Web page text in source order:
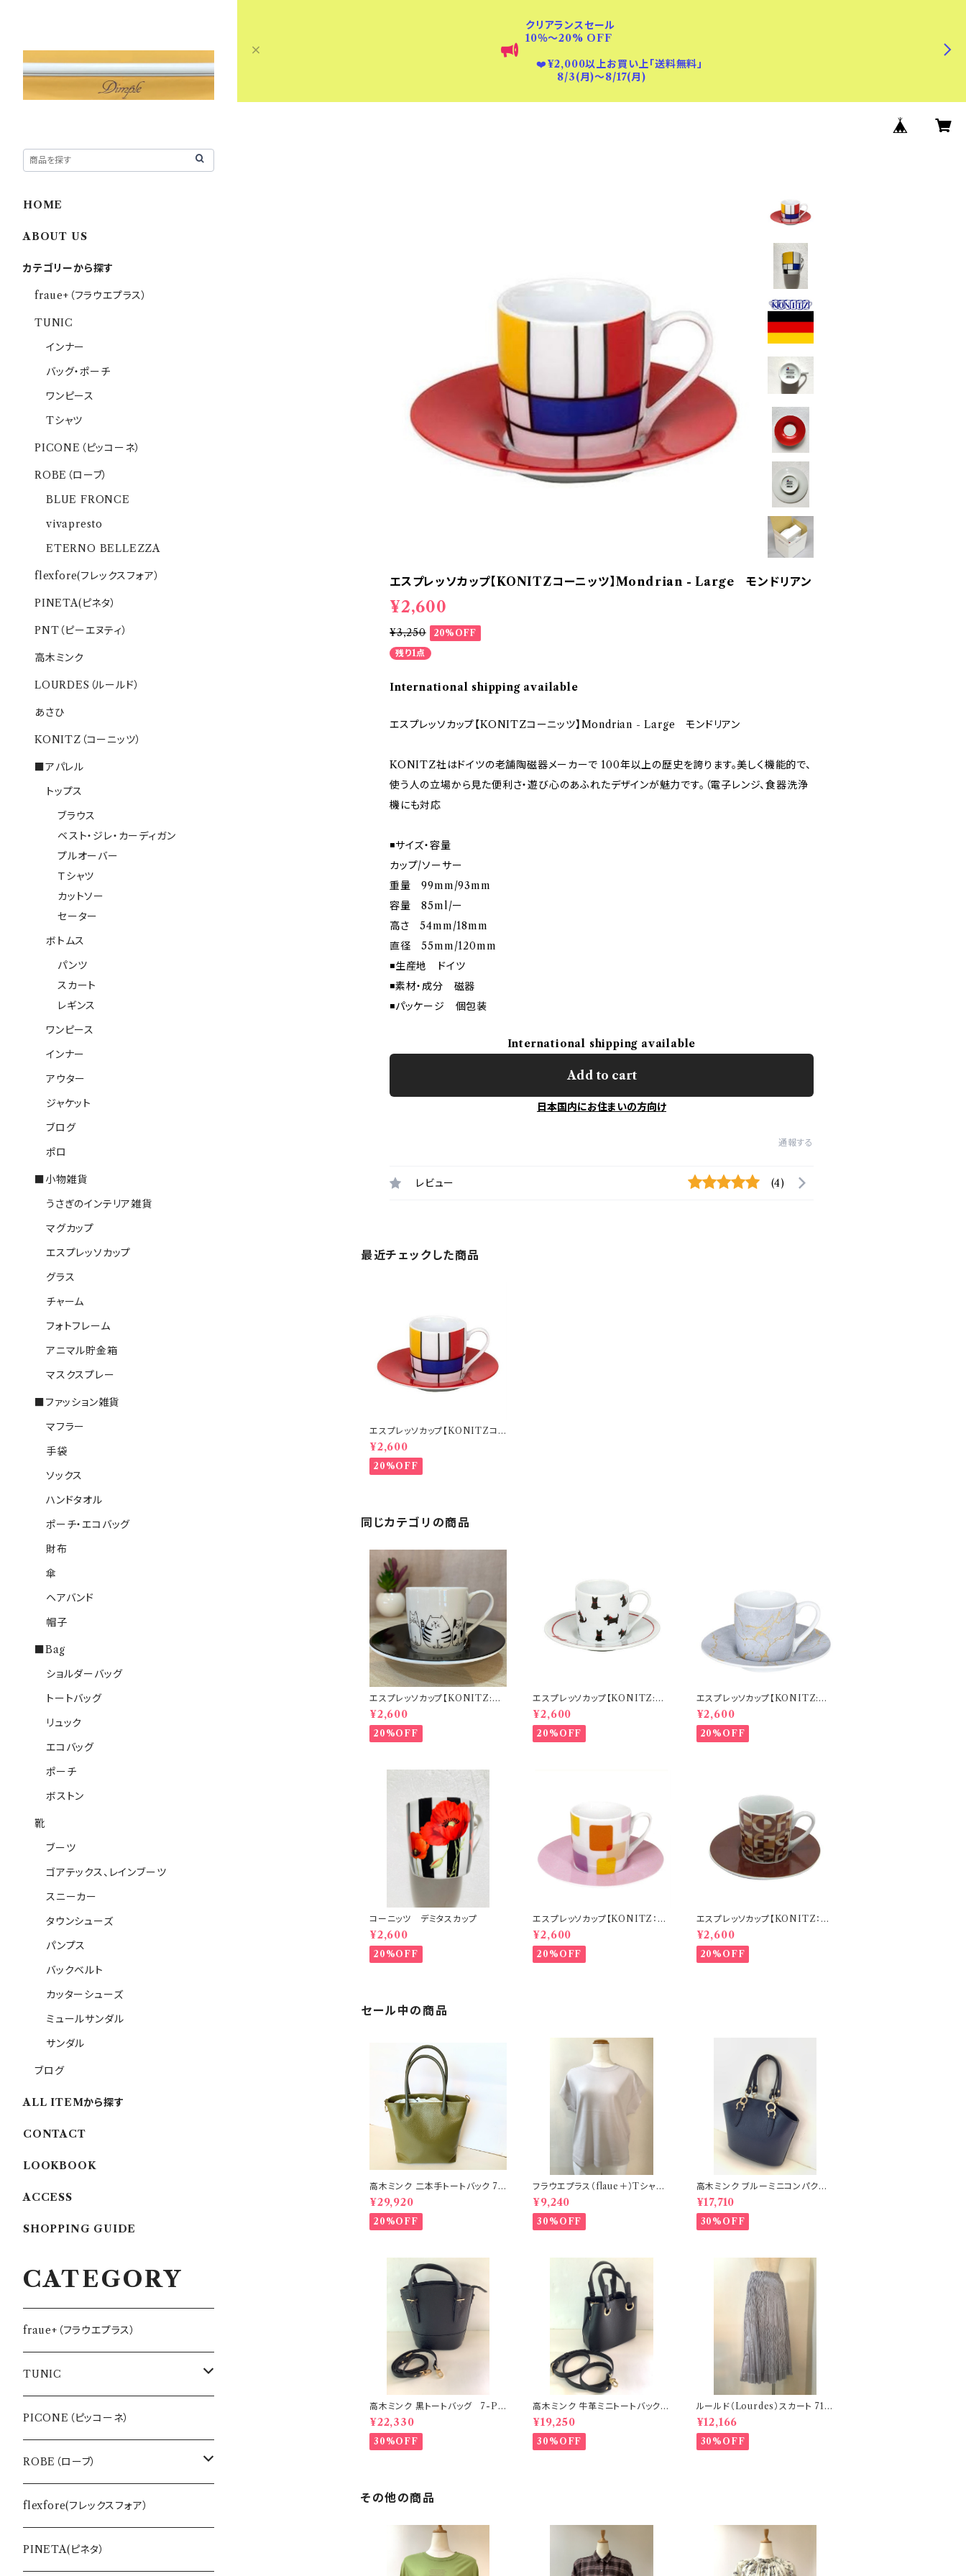
クリアランスセール
10％〜20% OFF
❤️¥2,000以上お買い上「送料無料」
8/3(月)〜8/17(月)
エスプレッソカップ【KONITZコーニッツ】Mondrian - Large モンドリアン
¥2,600
¥3,250
20%OFF
残り1点
International shipping available
エスプレッソカップ【KONITZコーニッツ】Mondrian - Large モンドリアン
KONITZ社はドイツの老舗陶磁器メーカーで 100年以上の歴史を誇ります。美しく機能的で、
使う人の立場から見た便利さ・遊び心のあふれたデザインが魅力です。（電子レンジ、食器洗浄
機にも対応
◾️サイズ・容量
カップ/ソーサー
重量 99mm/93mm
容量 85ml/ー
高さ 54mm/18mm
直径 55mm/120mm
◾️生産地 ドイツ
◾️素材・成分 磁器
◾️パッケージ 個包装
International shipping available
Add to cart
日本国内にお住まいの方向け
通報する
レビュー (4)
最近チェックした商品
エスプレッソカップ【KONITZコ
ーニッツ】Mondrian - Large
モンドリアン
¥2,600
20%OFF
同じカテゴリの商品
エスプレッソカップ【KONITZ:コ
ーニッツ】可愛いネコ達
¥2,600
20%OFF
エスプレッソカップ【KONITZ:コ
¥2,600
20%OFF
エスプレッソカップ【KONITZ:コ
ーニッツ】 Heart of Gold esp
resso
¥2,600
20%OFF
コーニッツ デミタスカップ
¥2,600
20%OFF
エスプレッソカップ【KONITZ：コ
ーニッツ】Translucent
¥2,600
20%OFF
エスプレッソカップ【KONITZ：コ
ーニッツ】Coffee Mosaic
¥2,600
20%OFF
セール中の商品
高木ミンク 二本手トートバック 7
−PS23
¥29,920
20%OFF
フラウエプラス（flaue＋）Tシャツ
21−PS59E
¥9,240
30%OFF
高木ミンク ブルーミニコンパクト
バック 7−PS7E
¥17,710
30%OFF
高木ミンク 黒トートバッグ 7-PS
4E、12E，13E
¥22,330
30%OFF
高木ミンク 牛革ミニトートバック 7
−PS3E
¥19,250
30%OFF
ルールド（Lourdes）スカート 71
−PS43
¥12,166
30%OFF
その他の商品
HOME
ABOUT US
カテゴリーから探す
fraue+（フラウエプラス）
TUNIC
インナー
バッグ・ポーチ
ワンピース
Tシャツ
PICONE（ピッコーネ）
ROBE（ローブ）
BLUE FRONCE
vivapresto
ETERNO BELLEZZA
flexfore(フレックスフォア）
PINETA(ピネタ）
PNT（ピーエヌティ）
高木ミンク
LOURDES（ルールド）
あさひ
KONITZ（コーニッツ）
■アパレル
トップス
ブラウス
ベスト・ジレ・カーディガン
プルオーバー
Ｔシャツ
カットソー
セーター
ボトムス
パンツ
スカート
レギンス
ワンピース
インナー
アウター
ジャケット
ブログ
ポロ
■小物雑貨
うさぎのインテリア雑貨
マグカップ
エスプレッソカップ
グラス
チャーム
フォトフレーム
アニマル貯金箱
マスクスプレー
■ファッション雑貨
マフラー
手袋
ソックス
ハンドタオル
ポーチ・エコバッグ
財布
傘
ヘアバンド
帽子
■Bag
ショルダーバッグ
トートバッグ
リュック
エコバッグ
ポーチ
ボストン
靴
ブーツ
ゴアテックス、レインブーツ
スニーカー
タウンシューズ
パンプス
バックベルト
カッターシューズ
ミュールサンダル
サンダル
ブログ
ALL ITEMから探す
CONTACT
LOOKBOOK
ACCESS
SHOPPING GUIDE
CATEGORY
fraue+（フラウエプラス）
TUNIC
インナー
バッグ・ポーチ
ワンピース
Tシャツ
PICONE（ピッコーネ）
ROBE（ローブ）
BLUE FRONCE
vivapresto
flexfore(フレックスフォア）
PINETA(ピネタ）